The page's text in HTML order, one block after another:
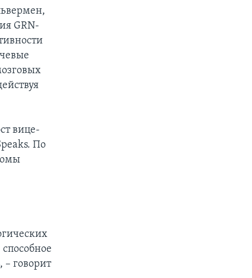
GRN-
вице-
По
– говорит